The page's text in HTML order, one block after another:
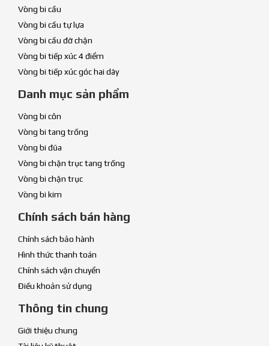
Vòng bi cầu
Vòng bi cầu tự lựa
Vòng bi cầu đỡ chặn
Vòng bi tiếp xúc 4 điểm
Vòng bi tiếp xúc góc hai dãy
Danh mục sản phẩm
Vòng bi côn
Vòng bi tang trống
Vòng bi đũa
Vòng bi chặn trục tang trống
Vòng bi chặn trục
Vòng bi kim
Chính sách bán hàng
Chính sách bảo hành
Hình thức thanh toán
Chính sách vận chuyển
Điều khoản sử dụng
Thông tin chung
Giới thiệu chung